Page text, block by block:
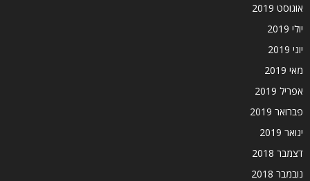
אוגוסט 2019
יולי 2019
יוני 2019
מאי 2019
אפריל 2019
פברואר 2019
ינואר 2019
דצמבר 2018
נובמבר 2018